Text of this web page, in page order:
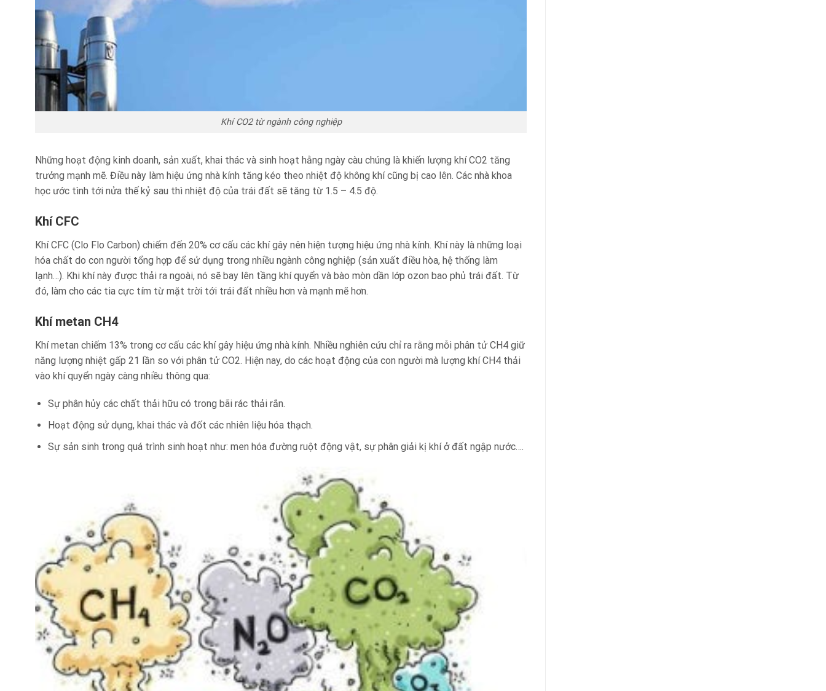
Khí CO2 từ ngành công nghiệp
Những hoạt động kinh doanh, sản xuất, khai thác và sinh hoạt hằng ngày càu chúng là khiến lượng khí CO2 tăng
trưởng mạnh mẽ. Điều này làm hiệu ứng nhà kính tăng kéo theo nhiệt độ không khí cũng bị cao lên. Các nhà khoa
học ước tình tới nửa thế kỷ sau thì nhiệt độ của trái đất sẽ tăng từ 1.5 – 4.5 độ.
Khí CFC
Khí CFC (Clo Flo Carbon) chiếm đến 20% cơ cấu các khí gây nên hiện tượng hiệu ứng nhà kính. Khí này là những loại
hóa chất do con người tổng hợp để sử dụng trong nhiều ngành công nghiệp (sản xuất điều hòa, hệ thống làm
lạnh…). Khi khí này được thải ra ngoài, nó sẽ bay lên tầng khí quyển và bào mòn dần lớp ozon bao phủ trái đất. Từ
đó, làm cho các tia cực tím từ mặt trời tới trái đất nhiều hơn và mạnh mẽ hơn.
Khí metan CH4
Khí metan chiếm 13% trong cơ cấu các khí gây hiệu ứng nhà kính. Nhiều nghiên cứu chỉ ra rằng mỗi phân tử CH4 giữ
năng lượng nhiệt gấp 21 lần so với phân tử CO2. Hiện nay, do các hoạt động của con người mà lượng khí CH4 thải
vào khí quyển ngày càng nhiều thông qua:
Sự phân hủy các chất thải hữu có trong bãi rác thải rắn.
Hoạt động sử dụng, khai thác và đốt các nhiên liệu hóa thạch.
Sự sản sinh trong quá trình sinh hoạt như: men hóa đường ruột động vật, sự phân giải kị khí ở đất ngập nước….